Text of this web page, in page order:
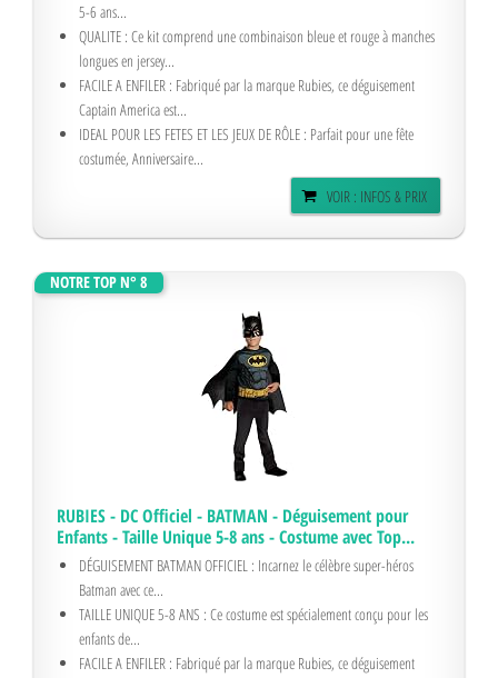
5-6 ans...
QUALITE : Ce kit comprend une combinaison bleue et rouge à manches
longues en jersey...
FACILE A ENFILER : Fabriqué par la marque Rubies, ce déguisement
Captain America est...
IDEAL POUR LES FETES ET LES JEUX DE RÔLE : Parfait pour une fête
costumée, Anniversaire...
VOIR : INFOS & PRIX
NOTRE TOP N° 8
RUBIES - DC Officiel - BATMAN - Déguisement pour
Enfants - Taille Unique 5-8 ans - Costume avec Top...
DÉGUISEMENT BATMAN OFFICIEL : Incarnez le célèbre super-héros
Batman avec ce...
TAILLE UNIQUE 5-8 ANS : Ce costume est spécialement conçu pour les
enfants de...
FACILE A ENFILER : Fabriqué par la marque Rubies, ce déguisement